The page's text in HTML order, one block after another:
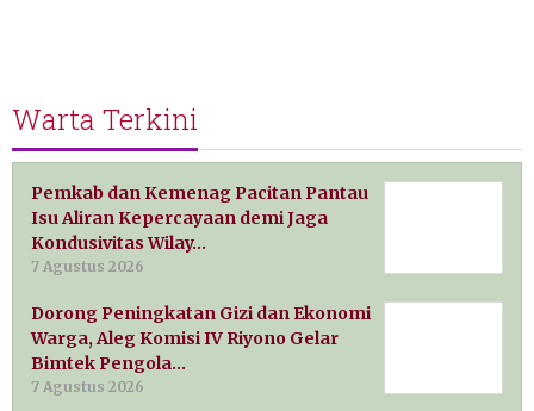
Warta Terkini
Pemkab dan Kemenag Pacitan Pantau
Isu Aliran Kepercayaan demi Jaga
Kondusivitas Wilay…
7 Agustus 2026
Dorong Peningkatan Gizi dan Ekonomi
Warga, Aleg Komisi IV Riyono Gelar
Bimtek Pengola…
7 Agustus 2026